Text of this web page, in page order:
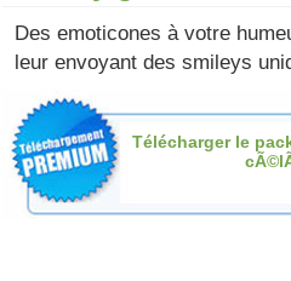
Des emoticones à votre
leur envoyant des smileys
Télécharger le